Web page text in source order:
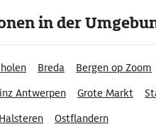
in der
Breda Bergen op Zoom
Antwerpen Grote Markt
Halsteren Ostflandern